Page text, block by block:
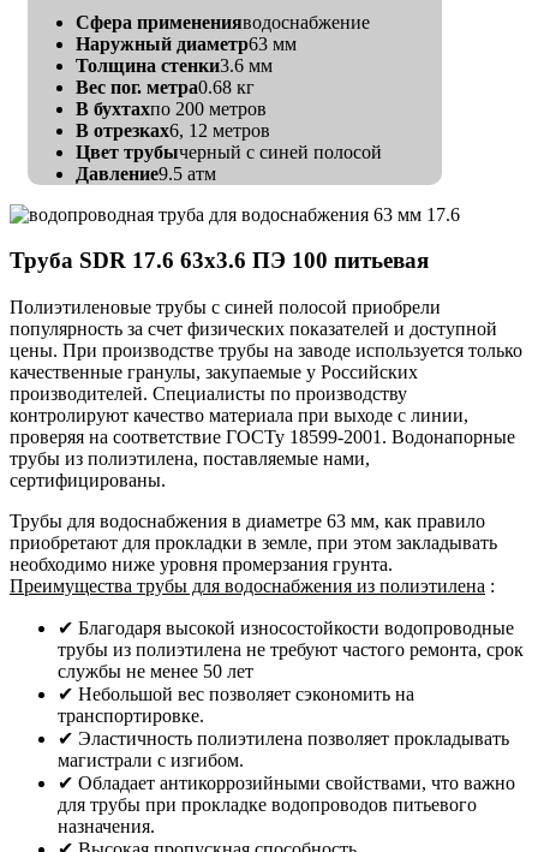
Сфера примененияводоснабжение
Наружный диаметр63 мм
Толщина стенки3.6 мм
Вес пог. метра0.68 кг
В бухтахпо 200 метров
В отрезках6, 12 метров
Цвет трубычерный с синей полосой
Давление9.5 атм
Труба SDR 17.6 63х3.6 ПЭ 100 питьевая
Полиэтиленовые трубы с синей полосой приобрели
популярность за счет физических показателей и доступной
цены. При производстве трубы на заводе используется только
качественные гранулы, закупаемые у Российских
производителей. Специалисты по производству
контролируют качество материала при выходе с линии,
проверяя на соответствие ГОСТу 18599-2001. Водонапорные
трубы из полиэтилена, поставляемые нами,
сертифицированы.
Трубы для водоснабжения в диаметре 63 мм, как правило
приобретают для прокладки в земле, при этом закладывать
необходимо ниже уровня промерзания грунта.
Преимущества трубы для водоснабжения из полиэтилена :
✔ Благодаря высокой износостойкости водопроводные
трубы из полиэтилена не требуют частого ремонта, срок
службы не менее 50 лет
✔ Небольшой вес позволяет сэкономить на
транспортировке.
✔ Эластичность полиэтилена позволяет прокладывать
магистрали с изгибом.
✔ Обладает антикоррозийными свойствами, что важно
для трубы при прокладке водопроводов питьевого
назначения.